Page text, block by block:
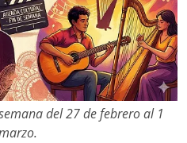
del 27 de febrero al 1